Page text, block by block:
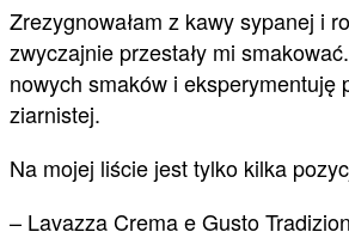
Zrezygnowałam z kawy sypanej i
zwyczajnie przestały mi
nowych smaków i eksperymentuję
ziarnistej.
Na mojej liście jest tylko kilka
– Lavazza Crema e Gusto